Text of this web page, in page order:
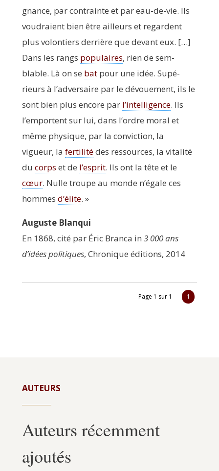
gnance, par contrainte et par eau-de-vie. Ils
vou­draient bien être ailleurs et regardent
plus volon­tiers der­rière que devant eux. […]
Dans les rangs popu­laires, rien de sem­
blable. Là on se batpour une idée. Supé­
rieurs à l’adversaire par le dévoue­ment, ils le
sont bien plus encore par l’intelligence. Ils
l’emportent sur lui, dans l’ordre moral et
même phy­sique, par la convic­tion, la
vigueur, la fer­ti­li­tédes res­sources, la vita­li­té
du corps et de l’esprit. Ils ont la tête et le
cœur. Nulle troupe au monde n’égale ces
hommes d’élite. »
Auguste Blan­qui
En 1868, cité par Éric Bran­ca in 3 000 ans
d’idées poli­tiques, Chro­nique édi­tions, 2014
Page 1 sur 1 1
AUTEURS
Auteurs récemment
ajoutés